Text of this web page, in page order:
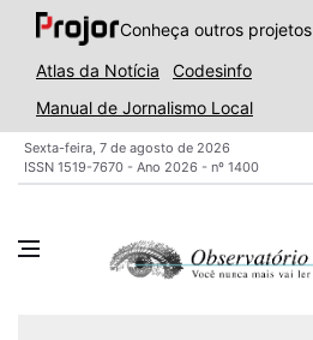
Conheça outros projetos
Atlas da Notícia
Codesinfo
Manual de Jornalismo Local
Sexta-feira, 7 de agosto de 2026
ISSN 1519-7670 - Ano 2026 - nº 1400